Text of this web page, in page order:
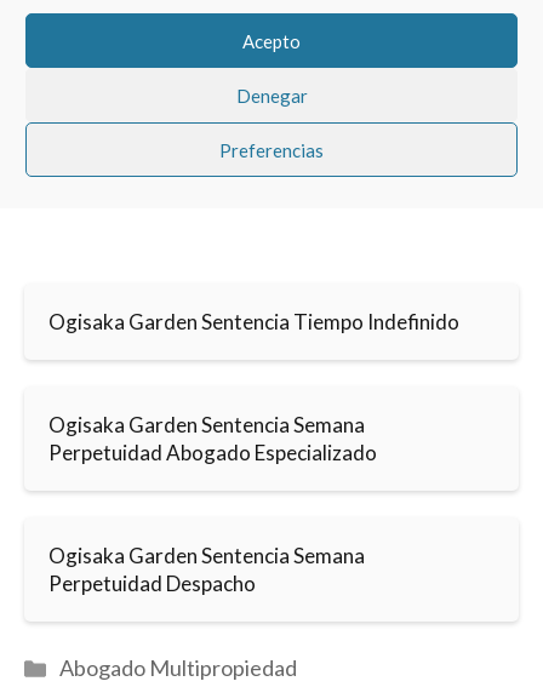
Acepto
Denegar
Preferencias
Ogisaka Garden Sentencia Tiempo Indefinido
Ogisaka Garden Sentencia Semana
Perpetuidad Abogado Especializado
Ogisaka Garden Sentencia Semana
Perpetuidad Despacho
Categorías
Abogado Multipropiedad